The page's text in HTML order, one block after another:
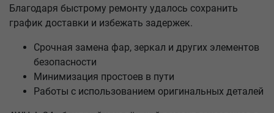
Благодаря быстрому ремонту удалось сохранить
график доставки и избежать задержек.
Срочная замена фар, зеркал и других элементов
безопасности
Минимизация простоев в пути
Работы с использованием оригинальных деталей